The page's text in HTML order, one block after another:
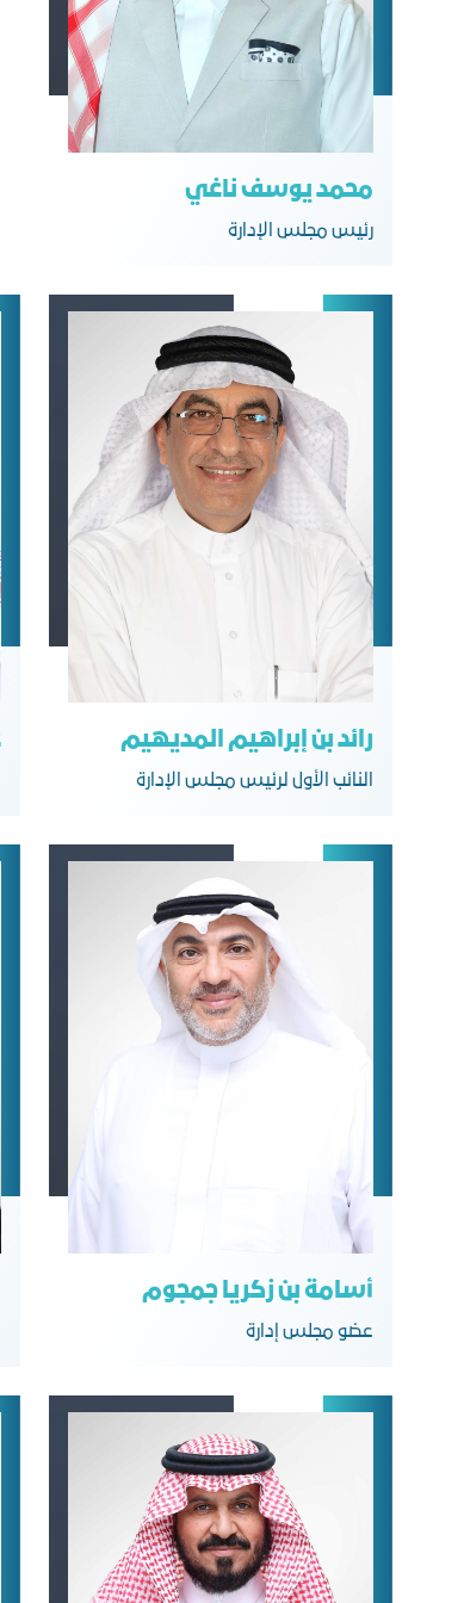
محمد يوسف ناغي
رﺋﻴﺲ ﻣﺠﻠﺲ اﻟﺈدارة
رائد بن إبراهيم المديهيم
النائب الأول لرئيس مجلس الإدارة
أسامة بن زكريا جمجوم
عضو مجلس إدارة